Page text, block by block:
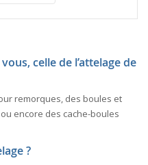
celle de l’attelage de
remorques, des boules et
encore des cache-boules
?